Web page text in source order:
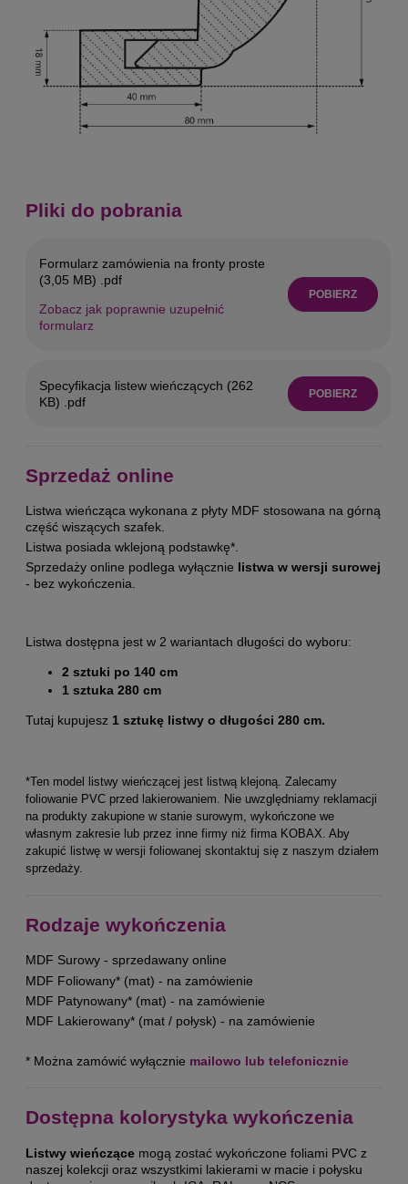
Pliki do pobrania
Formularz zamówienia na fronty proste
(3,05 MB) .pdf
Zobacz jak poprawnie uzupełnić
formularz
POBIERZ
Specyfikacja listew wieńczących (262
KB) .pdf
POBIERZ
Sprzedaż online
Listwa wieńcząca wykonana z płyty MDF stosowana na górną
część wiszących szafek.
Listwa posiada wklejoną podstawkę*.
Sprzedaży online podlega wyłącznie listwa w wersji surowej
- bez wykończenia.
Listwa dostępna jest w 2 wariantach długości do wyboru:
2 sztuki po 140 cm
1 sztuka 280 cm
Tutaj kupujesz 1 sztukę listwy o długości 280 cm.
*Ten model listwy wieńczącej jest listwą klejoną. Zalecamy
foliowanie PVC przed lakierowaniem. Nie uwzględniamy reklamacji
na produkty zakupione w stanie surowym, wykończone we
własnym zakresie lub przez inne firmy niż firma KOBAX. Aby
zakupić listwę w wersji foliowanej skontaktuj się z naszym działem
sprzedaży.
Rodzaje wykończenia
MDF Surowy - sprzedawany online
MDF Foliowany* (mat) - na zamówienie
MDF Patynowany* (mat) - na zamówienie
MDF Lakierowany* (mat / połysk) - na zamówienie
* Można zamówić wyłącznie mailowo lub telefonicznie
Dostępna kolorystyka wykończenia
Listwy wieńczące mogą zostać wykończone foliami PVC z
naszej kolekcji oraz wszystkimi lakierami w macie i połysku